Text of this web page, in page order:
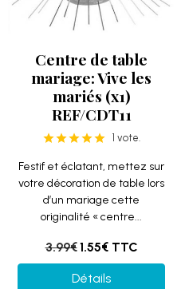
Centre de table
mariage: Vive les
mariés (x1)
REF/CDT11
1 vote.
Festif et éclatant, mettez sur
votre décoration de table lors
d’un mariage cette
originalité « centre...
3.99€1.55€ TTC
Détails